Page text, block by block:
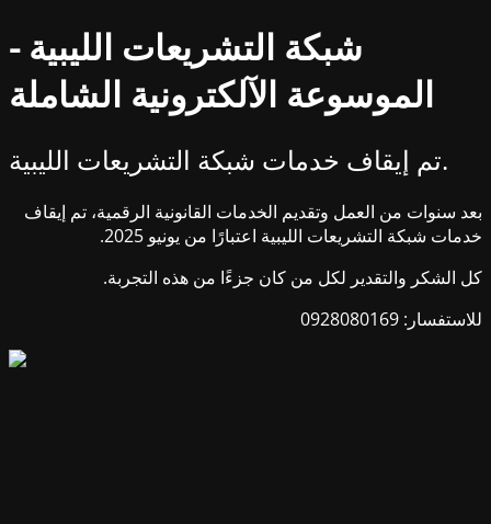
شبكة التشريعات الليبية -
الموسوعة الآلكترونية الشاملة
تم إيقاف خدمات شبكة التشريعات الليبية.
بعد سنوات من العمل وتقديم الخدمات القانونية الرقمية، تم إيقاف
خدمات شبكة التشريعات الليبية اعتبارًا من يونيو 2025.
كل الشكر والتقدير لكل من كان جزءًا من هذه التجربة.
للاستفسار: 0928080169